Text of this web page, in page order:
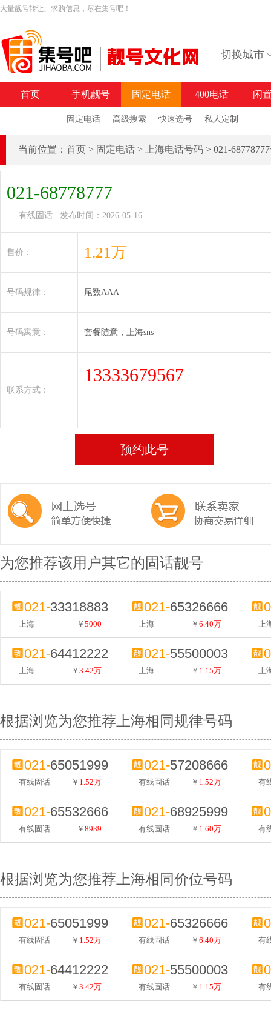
大量靓号转让、求购信息，尽在集号吧！
切换城市
首页 手机靓号 固定电话
固定电话 高级搜索 快速选号 私人定制
400电话 闲
当前位置： 首页 > 固定电话 > 上海电话号码 > 021-
021-68778777
有线固话 发布时间：2026-05-16
售价： 1.21万
号码规律： 尾数AAA
号码寓意： 套餐随意，上海sns
联系方式：
13333679567
预约此号
为您推荐该用户其它的固话靓号
021-33318883
上海 ￥5000
021-65326666
上海 ￥6.40万 上
021-64412222
上海 ￥3.42万
021-55500003
上海 ￥ 1.15万 上
根据浏览为您推荐上海相同规律号码
021-65051999
有线固话 ￥ 1.52万
021-57208666
有线固话 ￥ 1.52万 有
021-65532666
有线固话 ￥8939
021-68925999
有线固话 ￥ 1.60万 有
根据浏览为您推荐上海相同价位号码
021-65051999
有线固话 ￥ 1.52万
021-65326666
有线固话 ￥6.40万 有
021-64412222
有线固话 ￥3.42万
021-55500003
有线固话 ￥ 1.15万 有